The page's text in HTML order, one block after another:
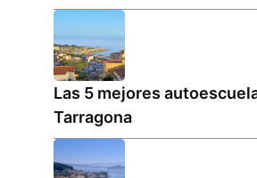
Las 5 mejores
Tarragona